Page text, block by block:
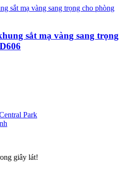
sắt mạ vàng sang trọng
giây lát!